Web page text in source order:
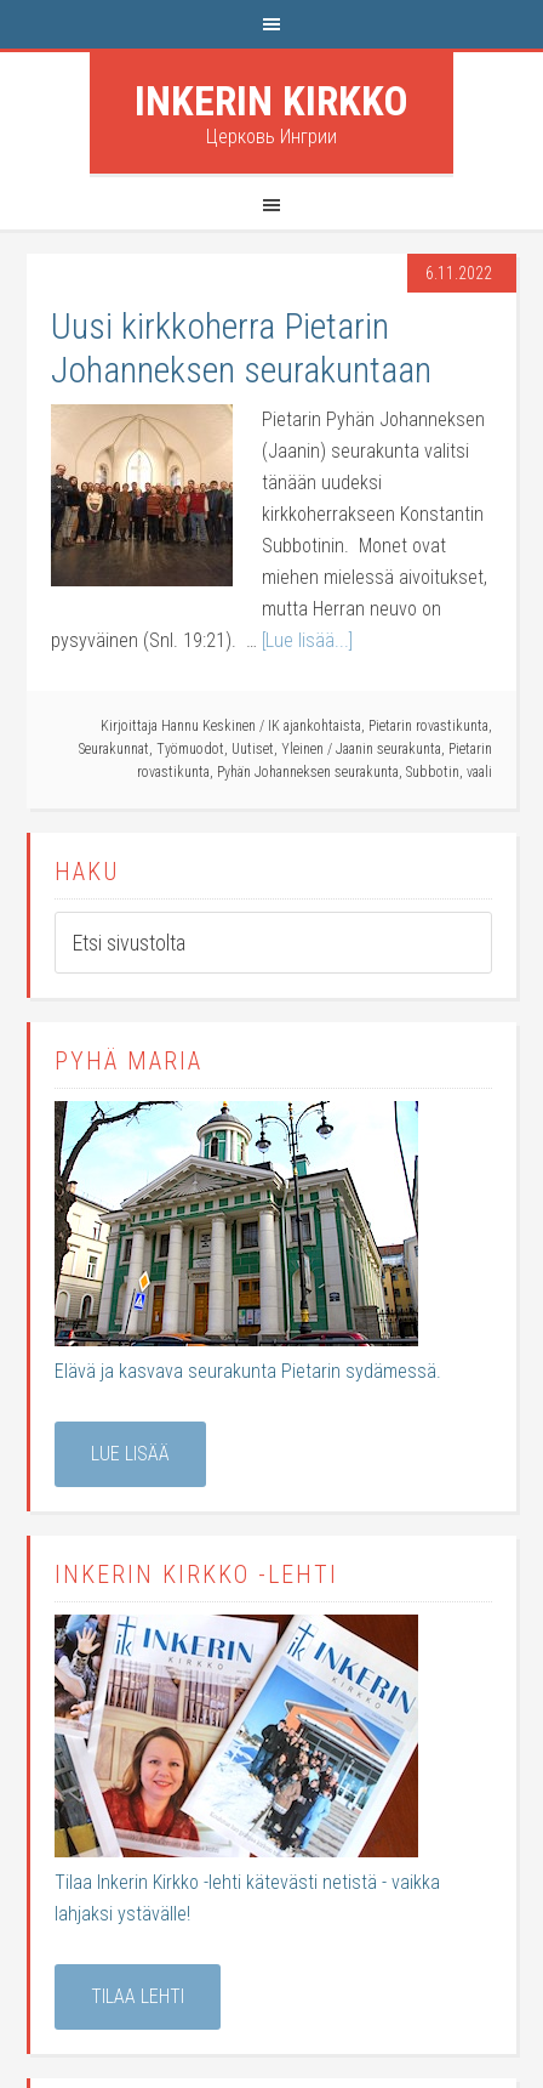
INKERIN KIRKKO
Церковь Ингрии
6.11.2022
Uusi kirkkoherra Pietarin
Johanneksen seurakuntaan
Pietarin Pyhän Johanneksen
(Jaanin) seurakunta valitsi
tänään uudeksi
kirkkoherrakseen Konstantin
Subbotinin. Monet ovat
miehen mielessä aivoitukset,
mutta Herran neuvo on
pysyväinen (Snl. 19:21). … [Lue lisää...]
Kirjoittaja Hannu Keskinen / IK ajankohtaista, Pietarin rovastikunta,
Seurakunnat, Työmuodot, Uutiset, Yleinen / Jaanin seurakunta, Pietarin
rovastikunta, Pyhän Johanneksen seurakunta, Subbotin, vaali
HAKU
PYHÄ MARIA
Elävä ja kasvava seurakunta Pietarin sydämessä.
LUE LISÄÄ
INKERIN KIRKKO -LEHTI
Tilaa Inkerin Kirkko -lehti kätevästi netistä - vaikka
lahjaksi ystävälle!
TILAA LEHTI